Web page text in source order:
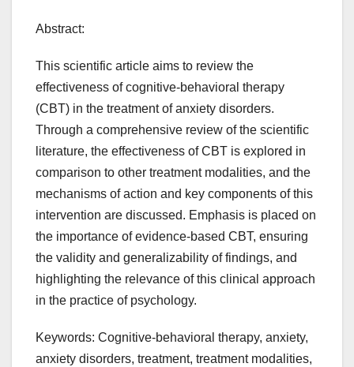
Abstract:
This scientific article aims to review the
effectiveness of cognitive-behavioral therapy
(CBT) in the treatment of anxiety disorders.
Through a comprehensive review of the scientific
literature, the effectiveness of CBT is explored in
comparison to other treatment modalities, and the
mechanisms of action and key components of this
intervention are discussed. Emphasis is placed on
the importance of evidence-based CBT, ensuring
the validity and generalizability of findings, and
highlighting the relevance of this clinical approach
in the practice of psychology.
Keywords: Cognitive-behavioral therapy, anxiety,
anxiety disorders, treatment, treatment modalities,